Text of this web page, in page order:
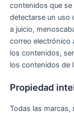
contenidos que
detectarse un uso
a juicio,
correo electrónico
los contenidos,
los contenidos de
Propiedad
Todas las